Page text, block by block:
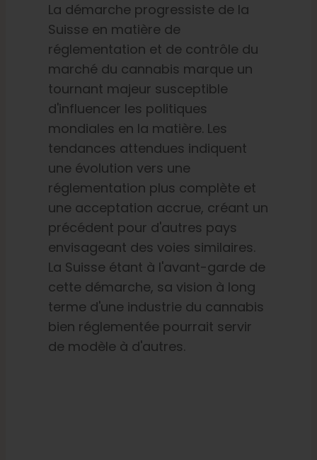
La démarche progressiste de la
Suisse en matière de
réglementation et de contrôle du
marché du cannabis marque un
tournant majeur susceptible
d'influencer les politiques
mondiales en la matière. Les
tendances attendues indiquent
une évolution vers une
réglementation plus complète et
une acceptation accrue, créant un
précédent pour d'autres pays
envisageant des voies similaires.
La Suisse étant à l'avant-garde de
cette démarche, sa vision à long
terme d'une industrie du cannabis
bien réglementée pourrait servir
de modèle à d'autres.